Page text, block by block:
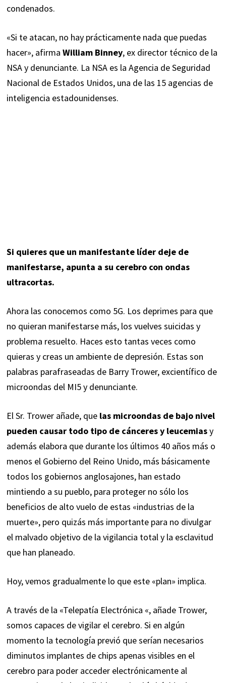
condenados.
«Si te atacan, no hay prácticamente nada que puedas
hacer», afirma William Binney, ex director técnico de la
NSA y denunciante. La NSA es la Agencia de Seguridad
Nacional de Estados Unidos, una de las 15 agencias de
inteligencia estadounidenses.
Si quieres que un manifestante líder deje de
manifestarse, apunta a su cerebro con ondas
ultracortas.
Ahora las conocemos como 5G. Los deprimes para que
no quieran manifestarse más, los vuelves suicidas y
problema resuelto. Haces esto tantas veces como
quieras y creas un ambiente de depresión. Estas son
palabras parafraseadas de Barry Trower, excientífico de
microondas del MI5 y denunciante.
El Sr. Trower añade, que las microondas de bajo nivel
pueden causar todo tipo de cánceres y leucemiasy
además elabora que durante los últimos 40 años más o
menos el Gobierno del Reino Unido, más básicamente
todos los gobiernos anglosajones, han estado
mintiendo a su pueblo, para proteger no sólo los
beneficios de alto vuelo de estas «industrias de la
muerte», pero quizás más importante para no divulgar
el malvado objetivo de la vigilancia total y la esclavitud
que han planeado.
Hoy, vemos gradualmente lo que este «plan» implica.
A través de la «Telepatía Electrónica «, añade Trower,
somos capaces de vigilar el cerebro. Si en algún
momento la tecnología previó que serían necesarios
diminutos implantes de chips apenas visibles en el
cerebro para poder acceder electrónicamente al